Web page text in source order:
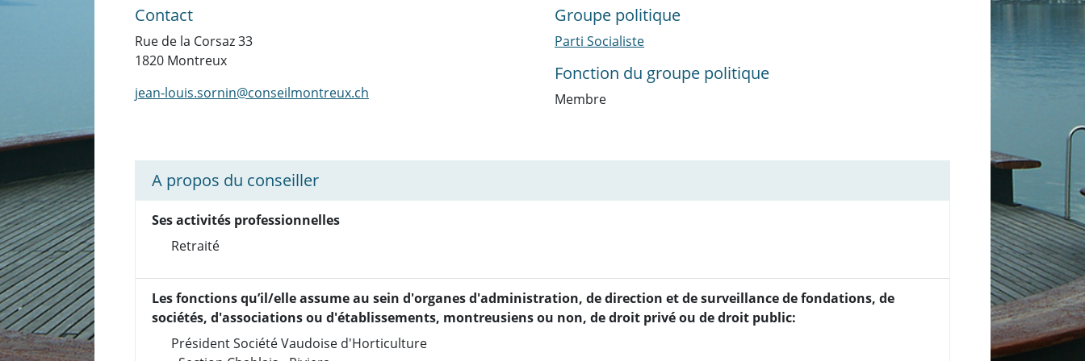
Contact
Rue de la Corsaz 33
1820 Montreux
jean-louis.sornin@conseilmontreux.ch
Groupe politique
Parti Socialiste
Fonction du groupe politique
Membre
A propos du conseiller
Ses activités professionnelles
Retraité
Les fonctions qu’il/elle assume au sein d'organes d'administration, de direction et de surveillance de fondations, de
sociétés, d'associations ou d'établissements, montreusiens ou non, de droit privé ou de droit public:
Président Société Vaudoise d'Horticulture